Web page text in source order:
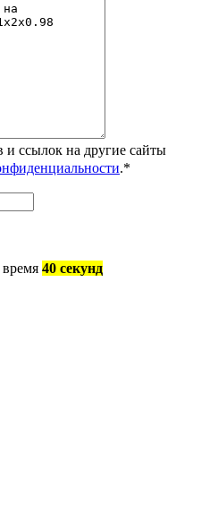
и ссылок на другие сайты
.*
время 40 секунд